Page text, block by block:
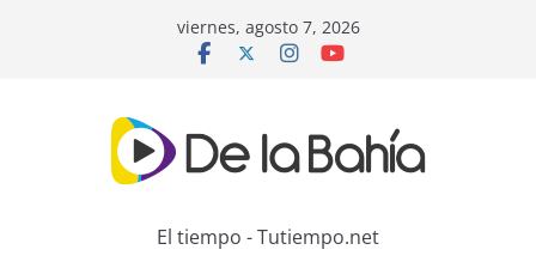
viernes, agosto 7, 2026
El tiempo - Tutiempo.net